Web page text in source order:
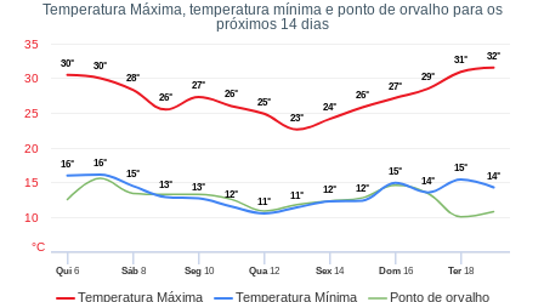
a este
forma
digital
Temperatura Máxima, temperatura mínima e ponto de orvalho para os
próximos 14 dias
Temperatura Máxima Temperatura Mínima Ponto de orvalho
Qui 6 Sáb8 Seg10 Qua12 Sex 14 Dom16 Ter 18
10
15
20
25
30
35
°C
30°
30°
28°
26°
27°
26°
25°
23°
24°
26°
27°
29°
31° 32°
16°
16°
15°
13°
13°
12°
11°
11°
12° 12°
15°
14°
15°
14°